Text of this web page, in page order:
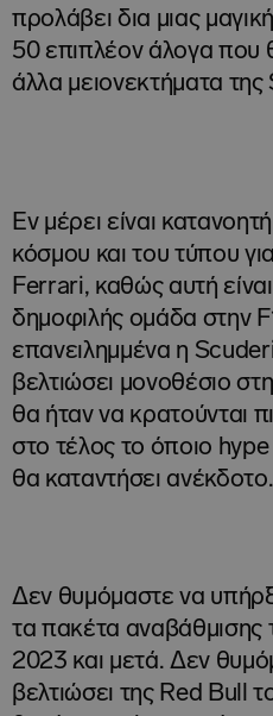
προλάβει δια μιας
50 επιπλέον άλογα που
άλλα μειονεκτήματα
Εν μέρει είναι
κόσμου και του τύπου
Ferrari, καθώς αυτή είναι
δημοφιλής ομάδα στην
επανειλημμένα η
βελτιώσει μονοθέσιο
θα ήταν να κρατούνται
στο τέλος το όποιο
θα καταντήσει ανέκδοτο.
Δεν θυμόμαστε να
τα πακέτα αναβάθμισης
2023 και μετά. Δεν
βελτιώσει της Red Bull